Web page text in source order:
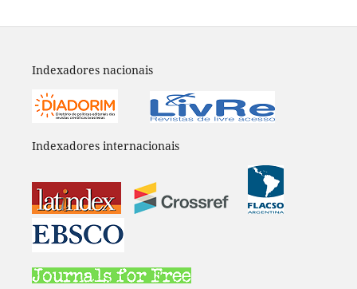
Indexadores nacionais
Indexadores internacionais